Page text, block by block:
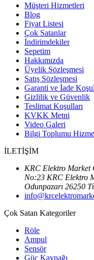
Müşteri Hizmetleri
Blog
Fiyat Listesi
Çok Satanlar
İndirimdekiler
Sepetim
Hakkımızda
Üyelik Sözleşmesi
Satış Sözleşmesi
Garanti ve İade
Gizlilik ve Güvenlik
Teslimat Koşulları
KVKK Metni
Video Galeri
Bilgi Toplumu
İLETİŞİM
KRC Elektro Market
No:23 KRC Elektro
Odunpazarı 26250
Çok Satan Kategoriler
Röle
Ampul
Sensör
Güç Kaynağı